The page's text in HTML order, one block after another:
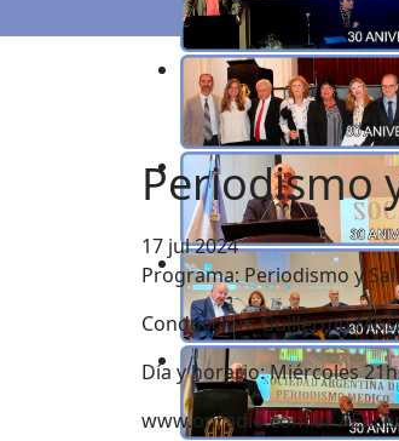
Periodismo
17 jul 2024
Programa: Periodismo y
Conducción:Guillermo
Día y horario: Miércoles
www.onradio.com.ar /